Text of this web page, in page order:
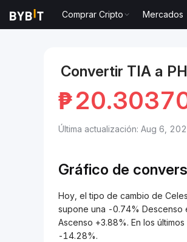
Comprar Cripto Mercados
Convertir TIA a
₱
Última actualización: Aug 6,
Gráfico de
Hoy, el tipo de cambio de
supone una -0.74% Descenso
Ascenso +3.88%. En los
-14.28%.